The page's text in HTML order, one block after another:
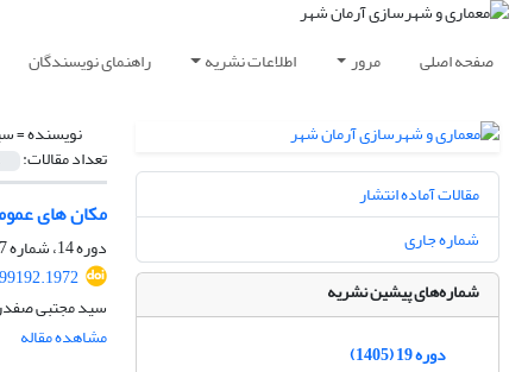
صفحه اصلی مرور اطلاعات نشریه راهنمای نویسندگان
نویسنده =
تعداد مقالات:
مکان های
دوره 14، شماره 37، زمستان 1400، صفحه
سید مجتبی
مشاهده مقاله
مقالات آماده انتشار
شماره جاری
شماره‌های پیشین نشریه
دوره 19 (1405)